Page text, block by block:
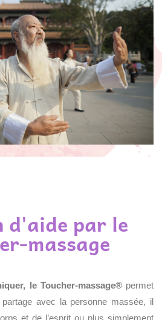
d'aide par le
massage
le Toucher-massage®permet
avec la personne massée, il